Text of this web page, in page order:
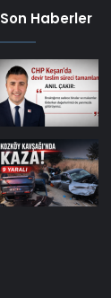
Son Haberler